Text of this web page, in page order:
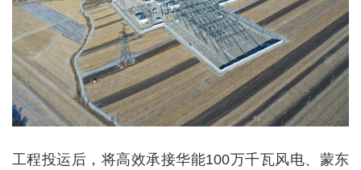
工程投运后，将高效承接华能100万千瓦风电、蒙东